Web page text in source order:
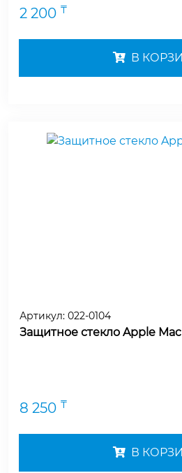
2 200 ₸
В
Артикул: 022-0104
Защитное стекло Apple
8 250 ₸
В